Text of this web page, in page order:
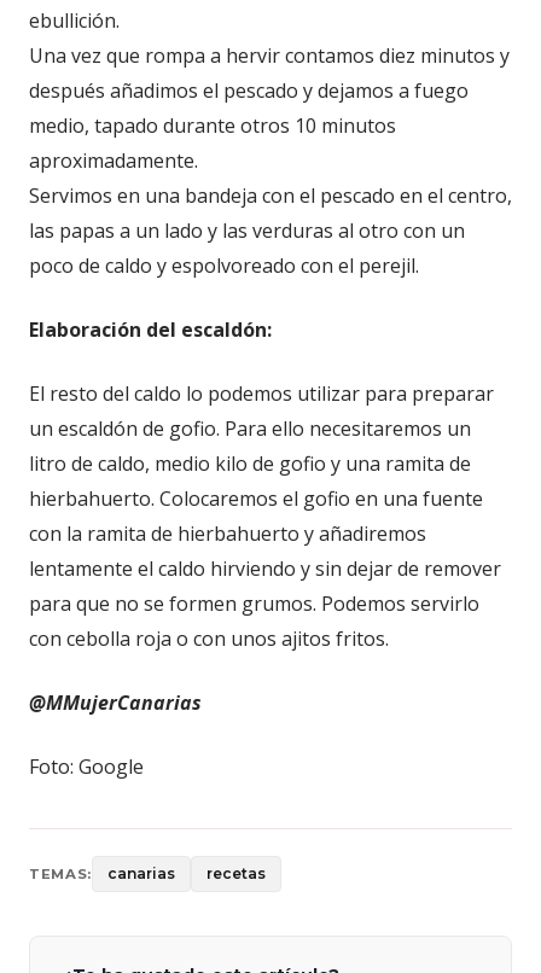
ebullición.
Una vez que rompa a hervir contamos diez minutos y
después añadimos el pescado y dejamos a fuego
medio, tapado durante otros 10 minutos
aproximadamente.
Servimos en una bandeja con el pescado en el centro,
las papas a un lado y las verduras al otro con un
poco de caldo y espolvoreado con el perejil.
Elaboración del escaldón:
El resto del caldo lo podemos utilizar para preparar
un escaldón de gofio. Para ello necesitaremos un
litro de caldo, medio kilo de gofio y una ramita de
hierbahuerto. Colocaremos el gofio en una fuente
con la ramita de hierbahuerto y añadiremos
lentamente el caldo hirviendo y sin dejar de remover
para que no se formen grumos. Podemos servirlo
con cebolla roja o con unos ajitos fritos.
@MMujerCanarias
Foto: Google
TEMAS: canarias recetas